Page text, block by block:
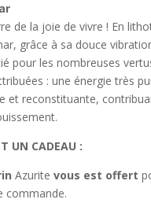
de la joie de vivre ! En
grâce à sa douce
pour les nombreuses
: une énergie très
et reconstituante,
UN CADEAU :
Azurite vous est offert
commande.